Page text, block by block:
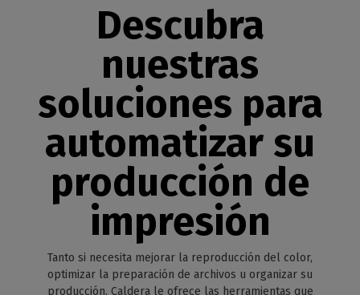
Descubra
nuestras
soluciones para
automatizar su
producción de
impresión
Tanto si necesita mejorar la reproducción del color,
optimizar la preparación de archivos u organizar su
producción, Caldera le ofrece las herramientas que